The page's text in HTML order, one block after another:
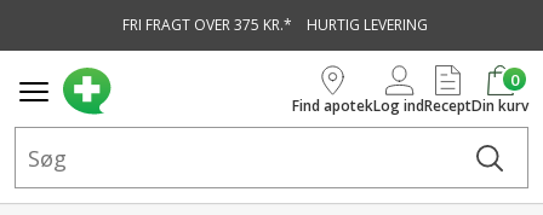
FRI FRAGT OVER 375 KR.* HURTIG LEVERING
Find apotekLog indRecept
0
Din kurv